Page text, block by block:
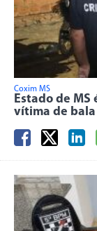
Coxim MS
Estado de MS
vítima de